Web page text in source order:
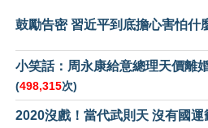
鼓勵告密 習近平到底擔心害怕什
小笑話：周永康給意總理天價離
(498,315次)
2020沒戲！當代武則天 沒有國運